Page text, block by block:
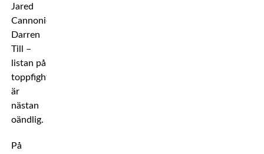
Jared
Cannonier,
Darren
Till –
listan på
toppfighters
är
nästan
oändlig.
På